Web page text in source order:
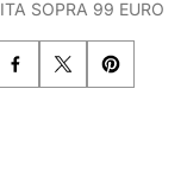
SOPRA 99 EURO